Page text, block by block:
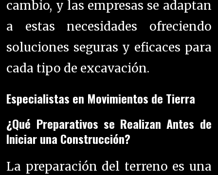
¿Qué Preparativos se Realizan Antes de
Iniciar una Construcción?
La preparación del terreno es una
etapa crucial que determina el
éxito de cualquier proyecto de
de áridos hasta la compactación
del suelo, cada detalle es cuidado